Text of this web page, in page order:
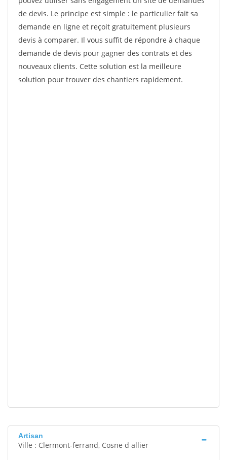
de devis. Le principe est simple : le particulier fait sa
demande en ligne et reçoit gratuitement plusieurs
devis à comparer. Il vous suffit de répondre à chaque
demande de devis pour gagner des contrats et des
nouveaux clients. Cette solution est la meilleure
solution pour trouver des chantiers rapidement.
Artisan
Ville : Clermont-ferrand, Cosne d allier